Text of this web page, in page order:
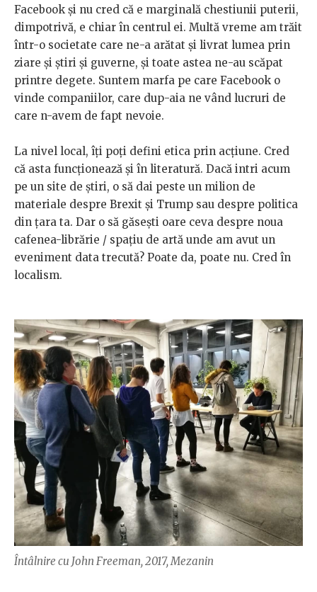
Facebook și nu cred că e marginală chestiunii puterii,
dimpotrivă, e chiar în centrul ei. Multă vreme am trăit
într-o societate care ne-a arătat și livrat lumea prin
ziare și știri și guverne, și toate astea ne-au scăpat
printre degete. Suntem marfa pe care Facebook o
vinde companiilor, care dup-aia ne vând lucruri de
care n-avem de fapt nevoie.
La nivel local, îți poți defini etica prin acțiune. Cred
că asta funcționează și în literatură. Dacă intri acum
pe un site de știri, o să dai peste un milion de
materiale despre Brexit și Trump sau despre politica
din țara ta. Dar o să găsești oare ceva despre noua
cafenea-librărie / spațiu de artă unde am avut un
eveniment data trecută? Poate da, poate nu. Cred în
localism.
Întâlnire cu John Freeman, 2017, Mezanin